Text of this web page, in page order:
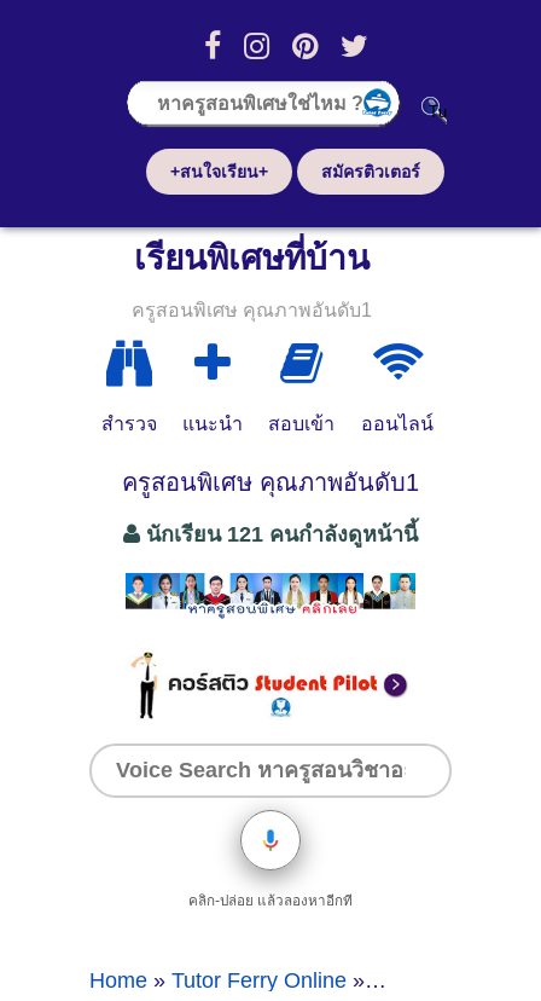
+สนใจเรียน+ สมัครติวเตอร์
เรียนพิเศษที่บ้าน
ครูสอนพิเศษ คุณภาพอันดับ1
สำรวจ แนะนำ สอบเข้า ออนไลน์
ครูสอนพิเศษ คุณภาพอันดับ1
นักเรียน 121 คนกำลังดูหน้านี้
คลิก-ปล่อย แล้วลองหาอีกที
Home » Tutor Ferry Online » แนะนำติวเตอร์ส